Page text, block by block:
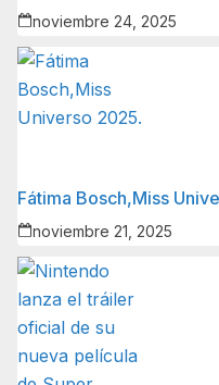
noviembre 24, 2025
Fátima Bosch,Miss
noviembre 21, 2025